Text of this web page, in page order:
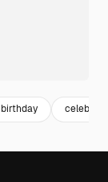
birthday